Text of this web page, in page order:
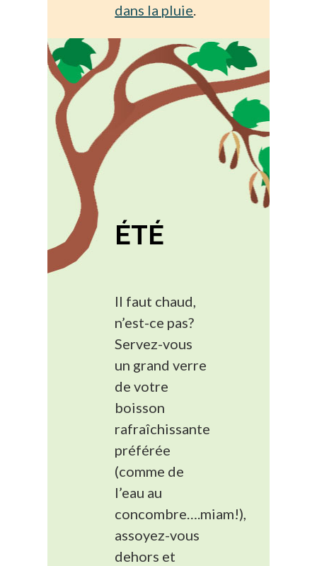
dans la pluie.
ÉTÉ
Il faut chaud,
n’est-ce pas?
Servez-vous
un grand verre
de votre
boisson
rafraîchissante
préférée
(comme de
l’eau au
concombre….miam!),
assoyez-vous
dehors et